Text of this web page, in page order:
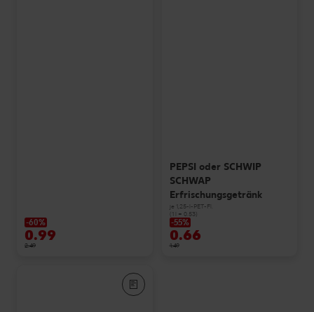
-60%
0.99
2.49
PEPSI oder SCHWIP
SCHWAP
Erfrischungsgetränk
je 1,25-l-PET-Fl.
(1 l = 0.53)
-55%
0.66
1.49